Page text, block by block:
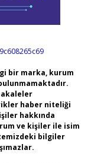
bir marka, kurum
haber niteliği
hakkında
ve kişiler ile isim
bilgiler